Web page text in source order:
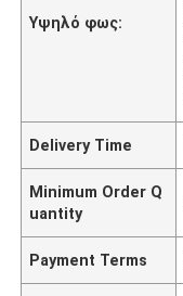
Υψηλό φως:
Delivery Time
Minimum Order Q
uantity
Payment Terms